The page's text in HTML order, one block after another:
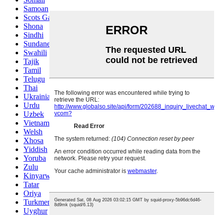
Samoan
Scots Gaelic
Shona
Sindhi
Sundanese
Swahili
Tajik
Tamil
Telugu
Thai
Ukrainian
Urdu
Uzbek
Vietnamese
Welsh
Xhosa
Yiddish
Yoruba
Zulu
Kinyarwanda
Tatar
Oriya
Turkmen
Uyghur